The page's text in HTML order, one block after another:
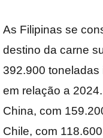
As Filipinas se
destino da carne
392.900 toneladas
em relação a
China, com
Chile, com